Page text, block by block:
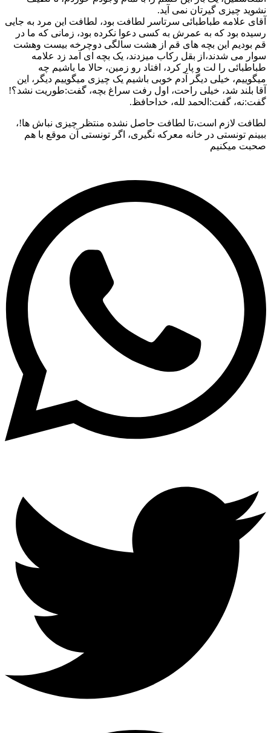
نشوید چیزی گیرتان نمی آید.
آقای علامه طباطبائی سرتاسر لطافت بود، لطافت این مرد به جایی
رسیده بود که به عمرش به کسی دعوا نکرده بود، زمانی که ما در
قم بودیم این بچه های قم از هشت سالگی دوچرخه بیست وهشت
سوار می شدند،از بقل رکاب میزدند، یک بچه ای آمد زد علامه
طباطبائی را لت و پار کرد، افتاد رو زمین، حالا ما باشیم چه
میگوییم، خیلی دیگر آدم خوبی باشیم یک چیزی میگوییم دیگر، این
آقا بلند شد، خیلی راحت، اول رفت سراغ بچه، گفت:طوریت نشد؟!
گفت:نه، گفت:الحمد لله، خداحافظ.
لطافت لازم است،تا لطافت حاصل نشده منتظر چیزی نباش ها!،
ببینم تونستی در خانه معرکه نگیری، اگر تونستی آن موقع با هم
صحبت میکنیم